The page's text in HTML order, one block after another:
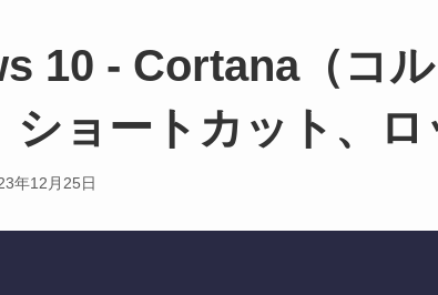
10 - Cortana（コ
ショートカット、ロ
年12月25日